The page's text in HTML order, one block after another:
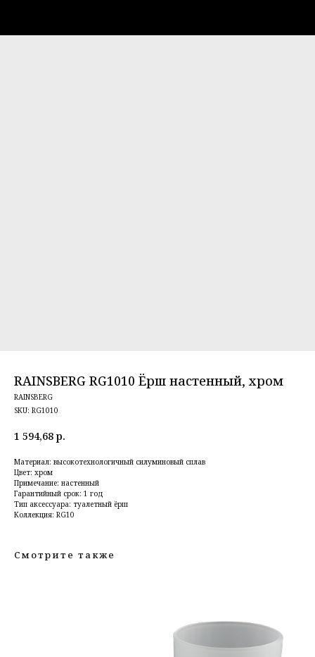
RAINSBERG RG1010 Ёрш настенный, хром
RAINSBERG
SKU: RG1010
1 594,68 р.
Материал: высокотехнологичный силуминовый сплав
Цвет: хром
Примечание: настенный
Гарантийный срок: 1 год
Тип аксессуара: туалетный ёрш
Коллекция: RG10
Смотрите также